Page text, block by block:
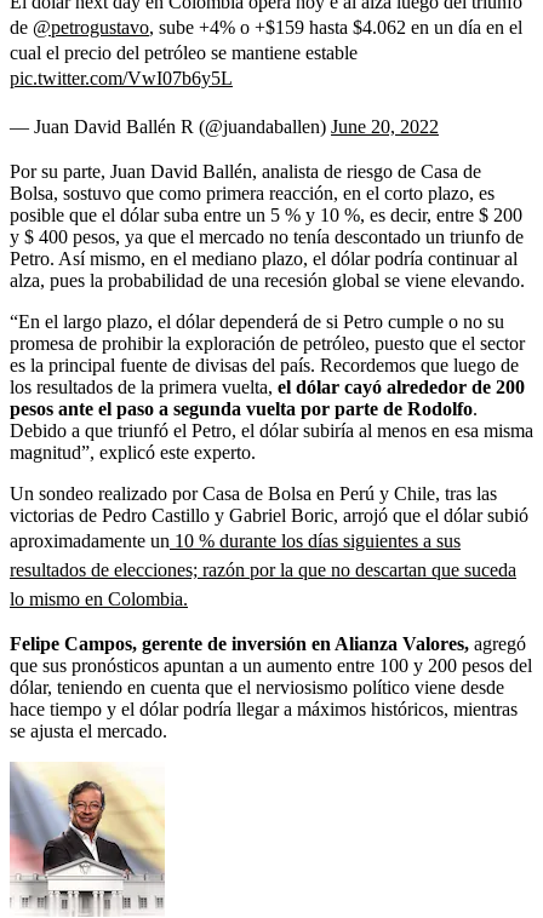
de @petrogustavo, sube +4% o +$159 hasta $4.062 en un día en el
cual el precio del petróleo se mantiene estable
pic.twitter.com/VwI07b6y5L
— Juan David Ballén R (@juandaballen) June 20, 2022
Por su parte, Juan David Ballén, analista de riesgo de Casa de
Bolsa, sostuvo que como primera reacción, en el corto plazo, es
posible que el dólar suba entre un 5 % y 10 %, es decir, entre $ 200
y $ 400 pesos, ya que el mercado no tenía descontado un triunfo de
Petro. Así mismo, en el mediano plazo, el dólar podría continuar al
alza, pues la probabilidad de una recesión global se viene elevando.
“En el largo plazo, el dólar dependerá de si Petro cumple o no su
promesa de prohibir la exploración de petróleo, puesto que el sector
es la principal fuente de divisas del país. Recordemos que luego de
los resultados de la primera vuelta, el dólar cayó alrededor de 200
pesos ante el paso a segunda vuelta por parte de Rodolfo.
Debido a que triunfó el Petro, el dólar subiría al menos en esa misma
magnitud”, explicó este experto.
Un sondeo realizado por Casa de Bolsa en Perú y Chile, tras las
victorias de Pedro Castillo y Gabriel Boric, arrojó que el dólar subió
aproximadamente un 10 % durante los días siguientes a sus
resultados de elecciones; razón por la que no descartan que suceda
lo mismo en Colombia.
Felipe Campos, gerente de inversión en Alianza Valores, agregó
que sus pronósticos apuntan a un aumento entre 100 y 200 pesos del
dólar, teniendo en cuenta que el nerviosismo político viene desde
hace tiempo y el dólar podría llegar a máximos históricos, mientras
se ajusta el mercado.